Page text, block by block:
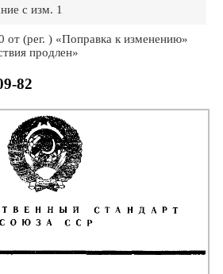
с изм. 1
от (рег. ) «Поправка к изменению»
продлен»
82